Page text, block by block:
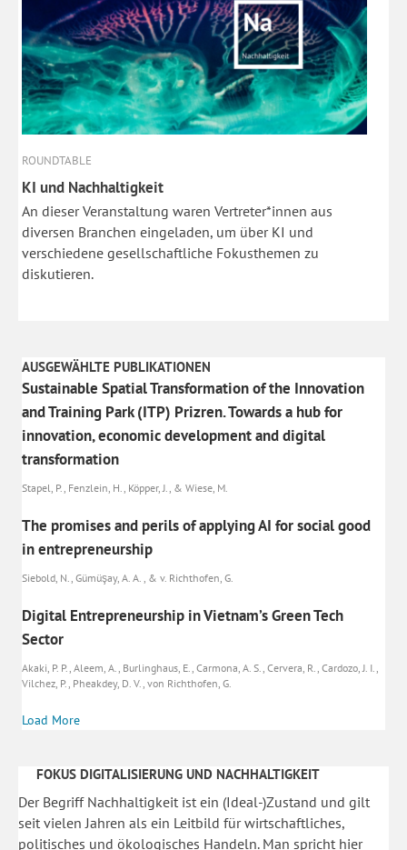
ROUNDTABLE
KI und Nachhaltigkeit
An dieser Veranstaltung waren Vertreter*innen aus
diversen Branchen eingeladen, um über KI und
verschiedene gesellschaftliche Fokusthemen zu
diskutieren.
AUSGEWÄHLTE PUBLIKATIONEN
Sustainable Spatial Transformation of the Innovation
and Training Park (ITP) Prizren. Towards a hub for
innovation, economic development and digital
transformation
Stapel, P., Fenzlein, H., Köpper, J., & Wiese, M.
The promises and perils of applying AI for social good
in entrepreneurship
Siebold, N., Gümüşay, A. A. , & v. Richthofen, G.
Digital Entrepreneurship in Vietnam’s Green Tech
Sector
Akaki, P. P., Aleem, A., Burlinghaus, E., Carmona, A. S., Cervera, R., Cardozo, J. I.,
Vilchez, P., Pheakdey, D. V., von Richthofen, G.
Load More
FOKUS DIGITALISIERUNG UND NACHHALTIGKEIT
Der Begriff Nachhaltigkeit ist ein (Ideal-)Zustand und gilt
seit vielen Jahren als ein Leitbild für wirtschaftliches,
politisches und ökologisches Handeln. Man spricht hier